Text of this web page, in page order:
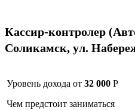
Кассир-контролер
Соликамск, ул.
Уровень дохода от 32 000 Р
Чем предстоит заниматься